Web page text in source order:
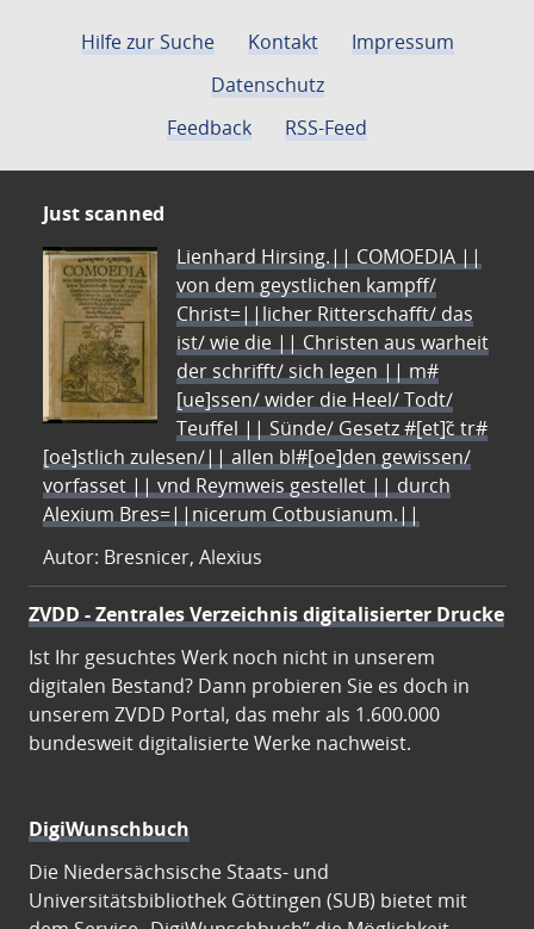
Hilfe zur Suche Kontakt
Impressum
Datenschutz
Feedback
RSS-Feed
Just scanned
Lienhard Hirsing.|| COMOEDIA ||
von dem geystlichen kampff/
Christ=||licher Ritterschafft/ das
ist/ wie die || Christen aus warheit
der schrifft/ sich legen || m#
[ue]ssen/ wider die Heel/ Todt/
Teuffel || Sünde/ Gesetz #[et]c̃ tr#
[oe]stlich zulesen/|| allen bl#[oe]den gewissen/
vorfasset || vnd Reymweis gestellet || durch
Alexium Bres=||nicerum Cotbusianum.||
Autor: Bresnicer, Alexius
ZVDD - Zentrales Verzeichnis digitalisierter Drucke
Ist Ihr gesuchtes Werk noch nicht in unserem
digitalen Bestand? Dann probieren Sie es doch in
unserem ZVDD Portal, das mehr als 1.600.000
bundesweit digitalisierte Werke nachweist.
DigiWunschbuch
Die Niedersächsische Staats- und
Universitätsbibliothek Göttingen (SUB) bietet mit